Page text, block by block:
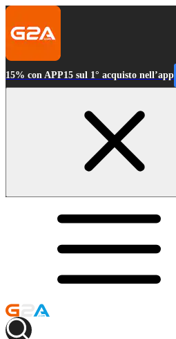
15% con APP15 sul 1° acquisto nell’app